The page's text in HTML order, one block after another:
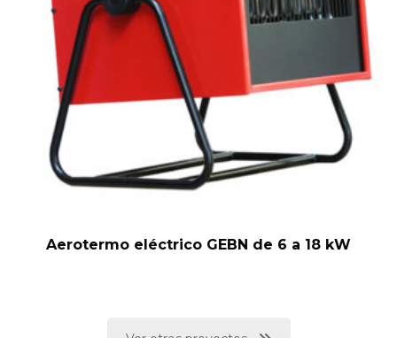
Aerotermo eléctrico GEBN de 6 a 18 kW